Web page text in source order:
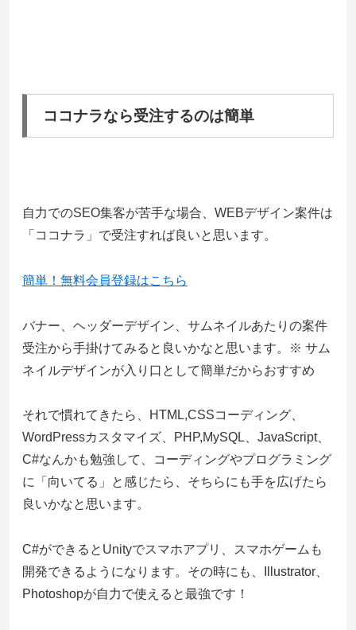
ココナラなら受注するのは簡単
自力でのSEO集客が苦手な場合、WEBデザイン案件は
「ココナラ」で受注すれば良いと思います。
簡単！無料会員登録はこちら
バナー、ヘッダーデザイン、サムネイルあたりの案件
受注から手掛けてみると良いかなと思います。※ サム
ネイルデザインが入り口として簡単だからおすすめ
それで慣れてきたら、HTML,CSSコーディング、
WordPressカスタマイズ、PHP,MySQL、JavaScript、
C#なんかも勉強して、コーディングやプログラミング
に「向いてる」と感じたら、そちらにも手を広げたら
良いかなと思います。
C#ができるとUnityでスマホアプリ、スマホゲームも
開発できるようになります。その時にも、Illustrator、
Photoshopが自力で使えると最強です！